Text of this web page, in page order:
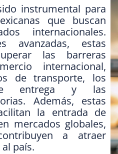
instrumental para
que buscan
internacionales.
avanzadas, estas
las barreras
internacional,
de transporte, los
entrega y las
Además, estas
la entrada de
mercados globales,
a atraer
país.